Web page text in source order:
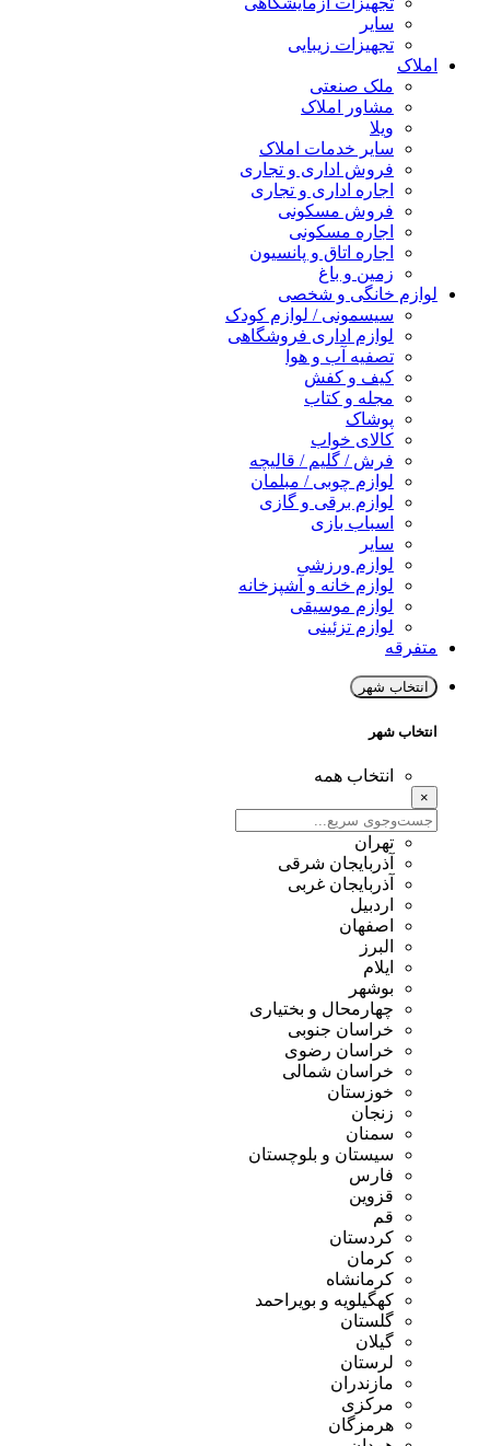
سایر
تجهیزات زیبایی
املاک
ملک صنعتی
مشاور املاک
ویلا
سایر خدمات املاک
فروش اداری و تجاری
اجاره اداری و تجاری
فروش مسکونی
اجاره مسکونی
اجاره اتاق و پانسیون
زمین و باغ
لوازم خانگی و شخصی
سیسمونی / لوازم کودک
لوازم اداری فروشگاهی
تصفیه آب و هوا
کیف و کفش
مجله و کتاب
پوشاک
کالای خواب
فرش / گلیم / قالیچه
لوازم چوبی / مبلمان
لوازم برقی و گازی
اسباب بازی
سایر
لوازم ورزشی
لوازم خانه و آشپزخانه
لوازم موسیقی
لوازم تزئینی
متفرقه
انتخاب شهر
انتخاب شهر
انتخاب همه
×
تهران
آذربایجان شرقی
آذربایجان غربی
اردبیل
اصفهان
البرز
ایلام
بوشهر
چهارمحال و بختیاری
خراسان جنوبی
خراسان رضوی
خراسان شمالی
خوزستان
زنجان
سمنان
سیستان و بلوچستان
فارس
قزوین
قم
کردستان
کرمان
کرمانشاه
کهگیلویه و بویراحمد
گلستان
گیلان
لرستان
مازندران
مرکزی
هرمزگان